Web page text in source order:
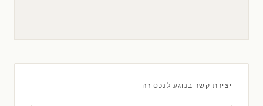
יצירת קשר בנוגע לנכס זה